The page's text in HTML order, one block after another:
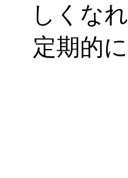
しくな
定期的